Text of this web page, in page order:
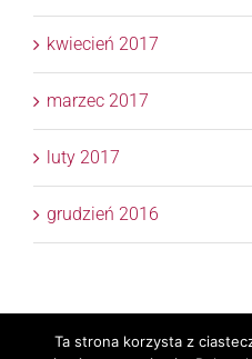
kwiecień 2017
marzec 2017
luty 2017
grudzień 2016
Copyright 2017 © APTM
Ta strona korzysta z